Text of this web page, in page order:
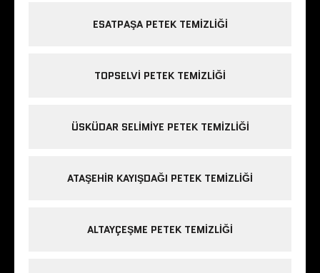
ESATPAŞA PETEK TEMIZLIĞI
TOPSELVI PETEK TEMIZLIĞI
ÜSKÜDAR SELIMIYE PETEK TEMIZLIĞI
ATAŞEHIR KAYIŞDAĞI PETEK TEMIZLIĞI
ALTAYÇEŞME PETEK TEMIZLIĞI